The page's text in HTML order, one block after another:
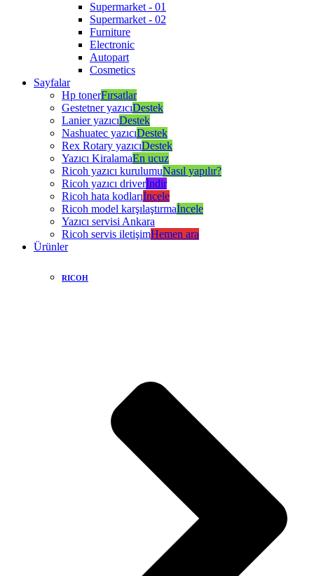
Supermarket - 01
Supermarket - 02
Furniture
Electronic
Autopart
Cosmetics
Sayfalar
Hp tonerFırsatlar
Gestetner yazıcıDestek
Lanier yazıcıDestek
Nashuatec yazıcıDestek
Rex Rotary yazıcıDestek
Yazıcı KiralamaEn ucuz
Ricoh yazıcı kurulumuNasıl yapılır?
Ricoh yazıcı driverİndir
Ricoh hata kodlarıİncele
Ricoh model karşılaştırmaİncele
Yazıcı servisi Ankara
Ricoh servis iletişimHemen ara
Ürünler
RICOH